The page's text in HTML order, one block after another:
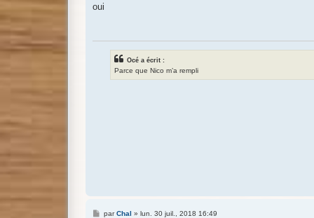
s
oui
Océ a écrit :
Parce que Nico m’a rempli
MparChal » lun. 30 juil., 2018 16:49